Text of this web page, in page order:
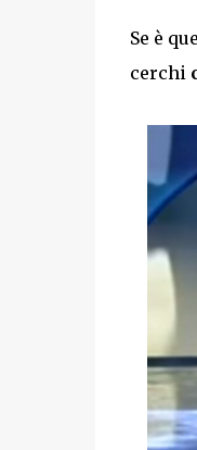
Se è
cerchi